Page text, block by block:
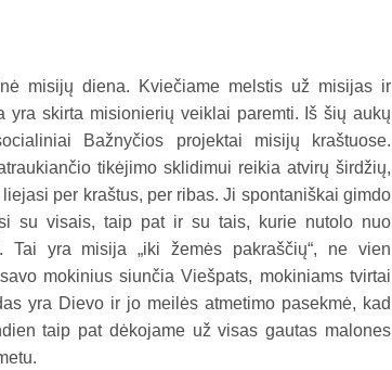
misijų diena. Kviečiame melstis už misijas ir
yra skirta misionierių veiklai paremti. Iš šių aukų
Bažnyčios projektai misijų kraštuose.
tikėjimo sklidimui reikia atvirų širdžių,
per kraštus, per ribas. Ji spontaniškai gimdo
su visais, taip pat ir su tais, kurie nutolo nuo
Tai yra misija „iki žemės pakraščių“, ne vien
mokinius siunčia Viešpats, mokiniams tvirtai
yra Dievo ir jo meilės atmetimo pasekmė, kad
taip pat dėkojame už visas gautas malones